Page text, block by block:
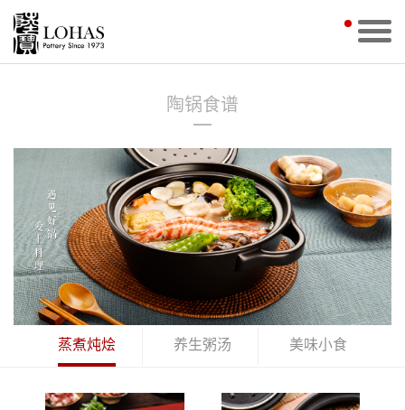
陶锅食谱
蒸煮炖烩 养生粥汤 美味小食